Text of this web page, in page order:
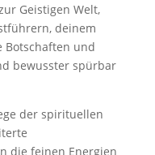
Geistigen Welt,
deinem
Botschaften und
bewusster spürbar
der spirituellen
die feinen Energien